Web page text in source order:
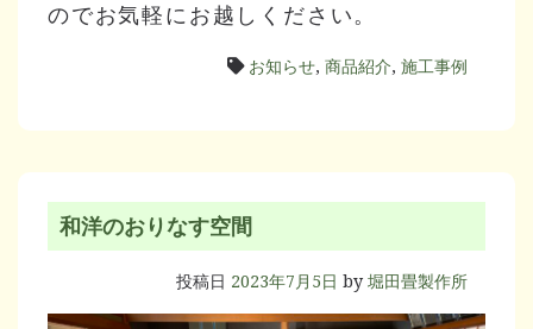
のでお気軽にお越しください。
お知らせ, 商品紹介, 施工事例
和洋のおりなす空間
投稿日 2023年7月5日 by 堀田畳製作所